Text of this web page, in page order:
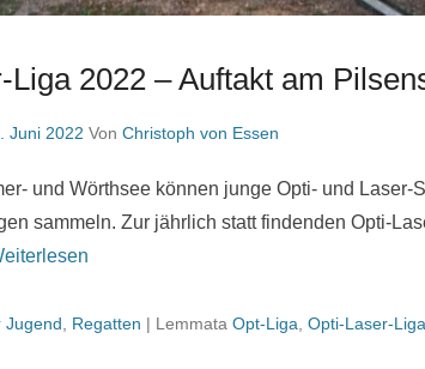
Liga 2022 – Auftakt am
Juni 2022 Von Christoph von Essen
und Wörthsee können junge Opti- und Laser-
sammeln. Zur jährlich statt findenden Opti-
Jugend Regatten | Lemmata Opt-Liga Opti-Laser-Liga